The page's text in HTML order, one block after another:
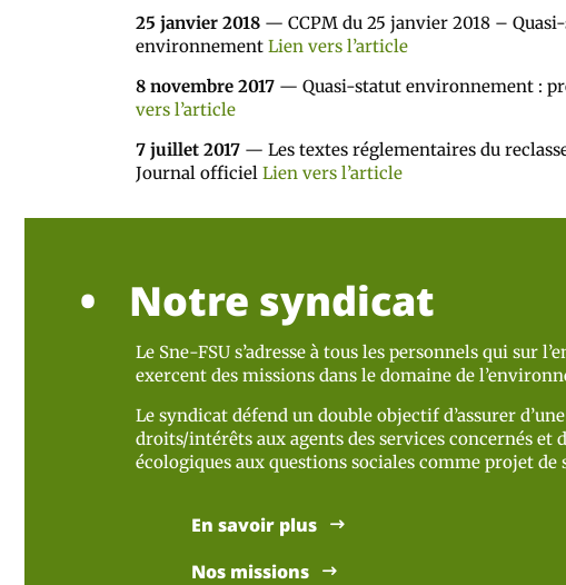
25 janvier 2018 — CCPM du 25 janvier 2018 –
environnement Lien vers l’article
8 novembre 2017 — Quasi-statut environnement :
vers l’article
7 juillet 2017 — Les textes réglementaires du
Journal officiel Lien vers l’article
Notre syndicat
Le Sne-FSU s’adresse à tous les personnels qui sur
exercent des missions dans le domaine de
Le syndicat défend un double objectif d’assurer
droits/intérêts aux agents des services concernés et
écologiques aux questions sociales comme projet de
En savoir plus
Nos missions